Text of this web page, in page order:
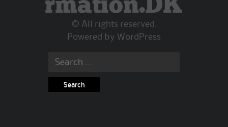
rmation.DK
© All rights reserved.
Powered by WordPress
Search